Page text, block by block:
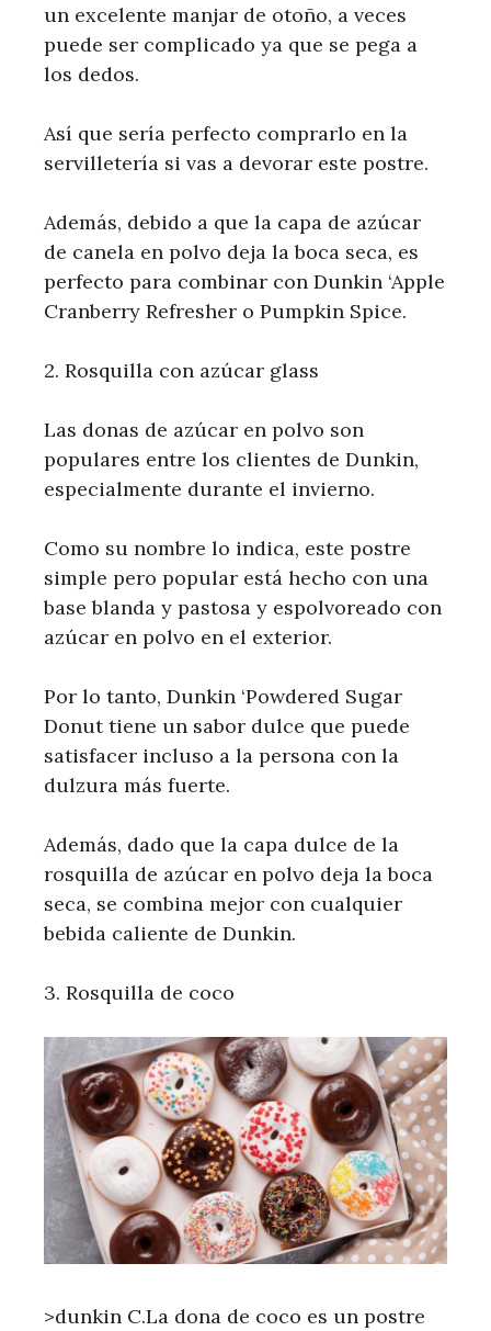
un excelente manjar de otoño, a veces
puede ser complicado ya que se pega a
los dedos.
Así que sería perfecto comprarlo en la
servilletería si vas a devorar este postre.
Además, debido a que la capa de azúcar
de canela en polvo deja la boca seca, es
perfecto para combinar con Dunkin ‘Apple
Cranberry Refresher o Pumpkin Spice.
2. Rosquilla con azúcar glass
Las donas de azúcar en polvo son
populares entre los clientes de Dunkin,
especialmente durante el invierno.
Como su nombre lo indica, este postre
simple pero popular está hecho con una
base blanda y pastosa y espolvoreado con
azúcar en polvo en el exterior.
Por lo tanto, Dunkin ‘Powdered Sugar
Donut tiene un sabor dulce que puede
satisfacer incluso a la persona con la
dulzura más fuerte.
Además, dado que la capa dulce de la
rosquilla de azúcar en polvo deja la boca
seca, se combina mejor con cualquier
bebida caliente de Dunkin.
3. Rosquilla de coco
>dunkin C.La dona de coco es un postre